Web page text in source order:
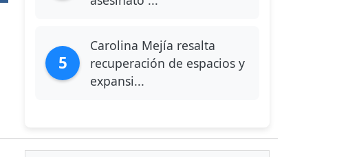
5
Carolina Mejía resalta
recuperación de espacios y
expansi...